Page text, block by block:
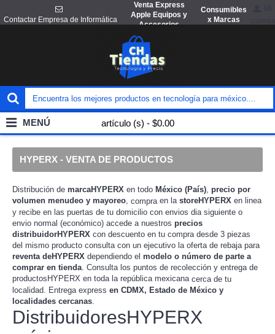
Contactar Empresa de Informática
Venta Express
Apple Equipos y
Accesorios
Consumibles
x Marcas
artículo (s) - $0.00
MENÚ
HYPERX - VENTA DE PRODUCTOS
Distribución de marcaHYPERX en todo México (País), precio por
volumen menudeo y mayoreo, compra en la storeHYPERX en linea
y recibe en las puertas de tu domicilio con envios dia siguiente o
envio normal (económico) accede a nuestros precios
distribuidorHYPERX con descuento en tu compra desde 3 piezas
del mismo producto consulta con un ejecutivo la oferta de rebaja para
reventa deHYPERX dependiendo el modelo o número de parte a
comprar en tienda. Consulta los puntos de recolección y entrega de
productosHYPERX en toda la república mexicana cerca de tu
localidad . Entrega express en CDMX, Estado de México y
localidades cercanas.
DistribuidoresHYPERX